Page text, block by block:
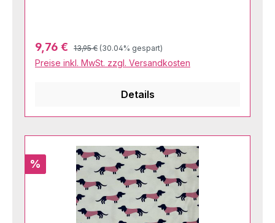
Verkaufspreis:
9,76 € Regulärer Preis:
13,95 € (30.04% gespart)
Preise inkl. MwSt. zzgl. Versandkosten
Details
Rabatt
%